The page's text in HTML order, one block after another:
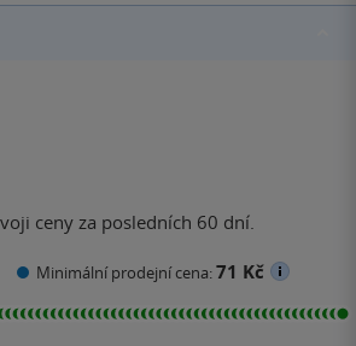
ceny za posledních 60 dní.
Minimální prodejní cena:71 Kč